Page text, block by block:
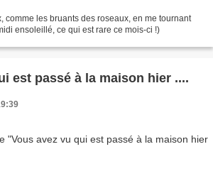
comme les bruants des roseaux, en me tournant
ensoleillé, ce qui est rare ce mois-ci !)
est passé à la maison hier ....